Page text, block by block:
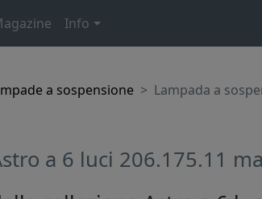
Info
a sospensione Lampada a
a 6 luci 206.175.11